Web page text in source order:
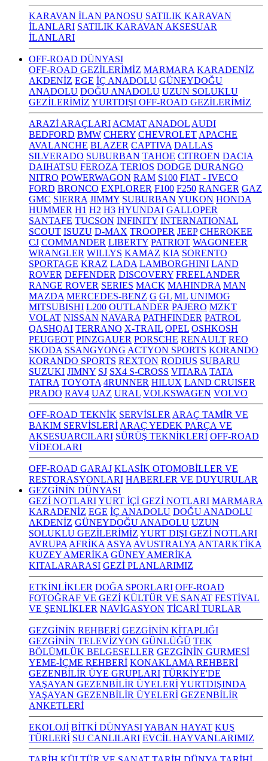
KARAVAN İLAN PANOSU SATILIK KARAVAN
İLANLARI SATILIK KARAVAN AKSESUAR
İLANLARI
OFF-ROAD DÜNYASI
OFF-ROAD GEZİLERİMİZ MARMARA KARADENİZ
AKDENİZ EGE İÇ ANADOLU GÜNEYDOĞU
ANADOLU DOĞU ANADOLU UZUN SOLUKLU
GEZİLERİMİZ YURTDIŞI OFF-ROAD GEZİLERİMİZ
ARAZİ ARAÇLARI ACMAT ANADOL AUDI
BEDFORD BMW CHERY CHEVROLET APACHE
AVALANCHE BLAZER CAPTIVA DALLAS
SILVERADO SUBURBAN TAHOE CITROEN DACIA
DAIHATSU FEROZA TERIOS DODGE DURANGO
NITRO POWERWAGON RAM S100 FIAT - IVECO
FORD BRONCO EXPLORER F100 F250 RANGER GAZ
GMC SIERRA JIMMY SUBURBAN YUKON HONDA
HUMMER H1 H2 H3 HYUNDAI GALLOPER
SANTAFE TUCSON INFINITY INTERNATIONAL
SCOUT ISUZU D-MAX TROOPER JEEP CHEROKEE
CJ COMMANDER LIBERTY PATRIOT WAGONEER
WRANGLER WILLYS KAMAZ KIA SORENTO
SPORTAGE KRAZ LADA LAMBORGHINI LAND
ROVER DEFENDER DISCOVERY FREELANDER
RANGE ROVER SERIES MACK MAHINDRA MAN
MAZDA MERCEDES-BENZ G GL ML UNIMOG
MITSUBISHI L200 OUTLANDER PAJERO MZKT
VOLAT NISSAN NAVARA PATHFINDER PATROL
QASHQAI TERRANO X-TRAIL OPEL OSHKOSH
PEUGEOT PINZGAUER PORSCHE RENAULT REO
SKODA SSANGYONG ACTYON SPORTS KORANDO
KORANDO SPORTS REXTON RODIUS SUBARU
SUZUKI JIMNY SJ SX4 S-CROSS VITARA TATA
TATRA TOYOTA 4RUNNER HILUX LAND CRUISER
PRADO RAV4 UAZ URAL VOLKSWAGEN VOLVO
OFF-ROAD TEKNİK SERVİSLER ARAÇ TAMİR VE
BAKIM SERVİSLERİ ARAÇ YEDEK PARÇA VE
AKSESUARCILARI SÜRÜŞ TEKNİKLERİ OFF-ROAD
VİDEOLARI
OFF-ROAD GARAJ KLASİK OTOMOBİLLER VE
RESTORASYONLARI HABERLER VE DUYURULAR
GEZGİNİN DÜNYASI
GEZİ NOTLARIYURT İÇİ GEZİ NOTLARI MARMARA
KARADENİZ EGE İÇ ANADOLU DOĞU ANADOLU
AKDENİZ GÜNEYDOĞU ANADOLU UZUN
SOLUKLU GEZİLERİMİZ YURT DIŞI GEZİ NOTLARI
AVRUPA AFRİKA ASYA AVUSTRALYA ANTARKTİKA
KUZEY AMERİKA GÜNEY AMERİKA
KITALARARASI GEZİ PLANLARIMIZ
ETKİNLİKLER DOĞA SPORLARI OFF-ROAD
FOTOĞRAF VE GEZİ KÜLTÜR VE SANAT FESTİVAL
VE ŞENLİKLER NAVİGASYON TİCARİ TURLAR
GEZGİNİN REHBERİ GEZGİNİN KİTAPLIĞI
GEZGİNİN TELEVİZYON GÜNLÜĞÜ TEK
BÖLÜMLÜK BELGESELLER GEZGİNİN GURMESİ
YEME-İÇME REHBERİ KONAKLAMA REHBERİ
GEZENBİLİR ÜYE GRUPLARI TÜRKİYE'DE
YAŞAYAN GEZENBİLİR ÜYELERİYURTDIŞINDA
YAŞAYAN GEZENBİLİR ÜYELERİ GEZENBİLİR
ANKETLERİ
EKOLOJİ BİTKİ DÜNYASIYABAN HAYAT KUŞ
TÜRLERİ SU CANLILARI EVCİL HAYVANLARIMIZ